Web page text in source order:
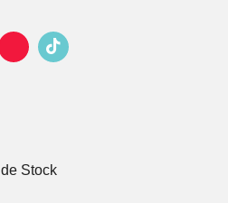
Stock